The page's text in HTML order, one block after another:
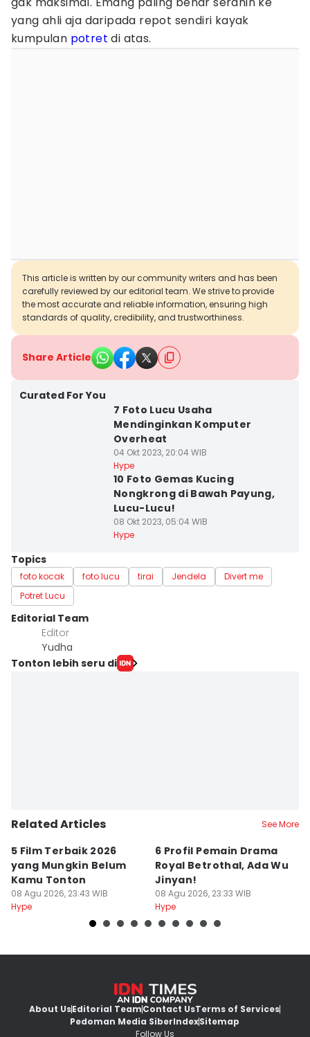
yang ahli aja daripada repot sendiri kayak
kumpulan potret di atas.
This article is written by our community writers and has been
carefully reviewed by our editorial team. We strive to provide
the most accurate and reliable information, ensuring high
standards of quality, credibility, and trustworthiness.
Share Article
Curated For You
7 Foto Lucu Usaha
Mendinginkan Komputer
Overheat
04 Okt 2023, 20:04 WIB
Hype
10 Foto Gemas Kucing
Nongkrong di Bawah Payung,
Lucu-Lucu!
08 Okt 2023, 05:04 WIB
Hype
Topics
foto kocak foto lucu tirai Jendela
Divert me
Potret Lucu
Editorial Team
Editor
Yudha ‎
Tonton lebih seru di
Related Articles See More
5 Film Terbaik 2026
yang Mungkin Belum
Kamu Tonton
08 Agu 2026, 23:43 WIB
Hype
6 Profil Pemain Drama
Royal Betrothal, Ada Wu
Jinyan!
08 Agu 2026, 23:33 WIB
Hype
About UsEditorial TeamContact UsTerms of Services
Pedoman Media SiberIndexSitemap
Follow Us